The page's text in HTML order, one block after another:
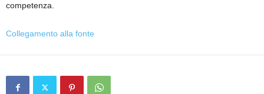
competenza.
Collegamento alla fonte